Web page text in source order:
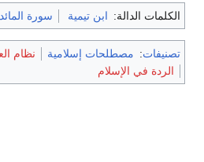
الكلمات الدالة: ابن تيمية سورة
تصنيفات: مصطلحات إسلامية
نظام
الردة في الإسلام